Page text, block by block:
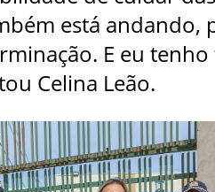
está andando,
E eu
Celina Leão.